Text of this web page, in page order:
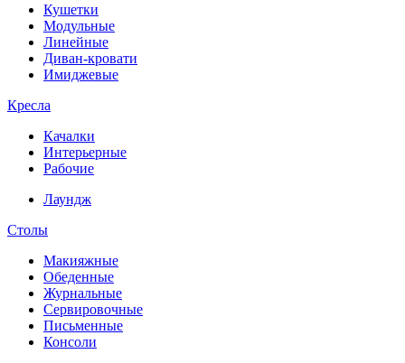
Кушетки
Модульные
Линейные
Диван-кровати
Имиджевые
Кресла
Качалки
Интерьерные
Рабочие
Лаундж
Столы
Макияжные
Обеденные
Журнальные
Сервировочные
Письменные
Консоли